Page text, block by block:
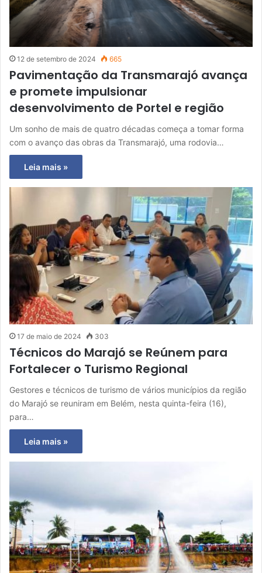
12 de setembro de 2024 665
Pavimentação da Transmarajó avança
e promete impulsionar
desenvolvimento de Portel e região
Um sonho de mais de quatro décadas começa a tomar forma
com o avanço das obras da Transmarajó, uma rodovia…
Leia mais »
17 de maio de 2024 303
Técnicos do Marajó se Reúnem para
Fortalecer o Turismo Regional
Gestores e técnicos de turismo de vários municípios da região
do Marajó se reuniram em Belém, nesta quinta-feira (16),
para…
Leia mais »